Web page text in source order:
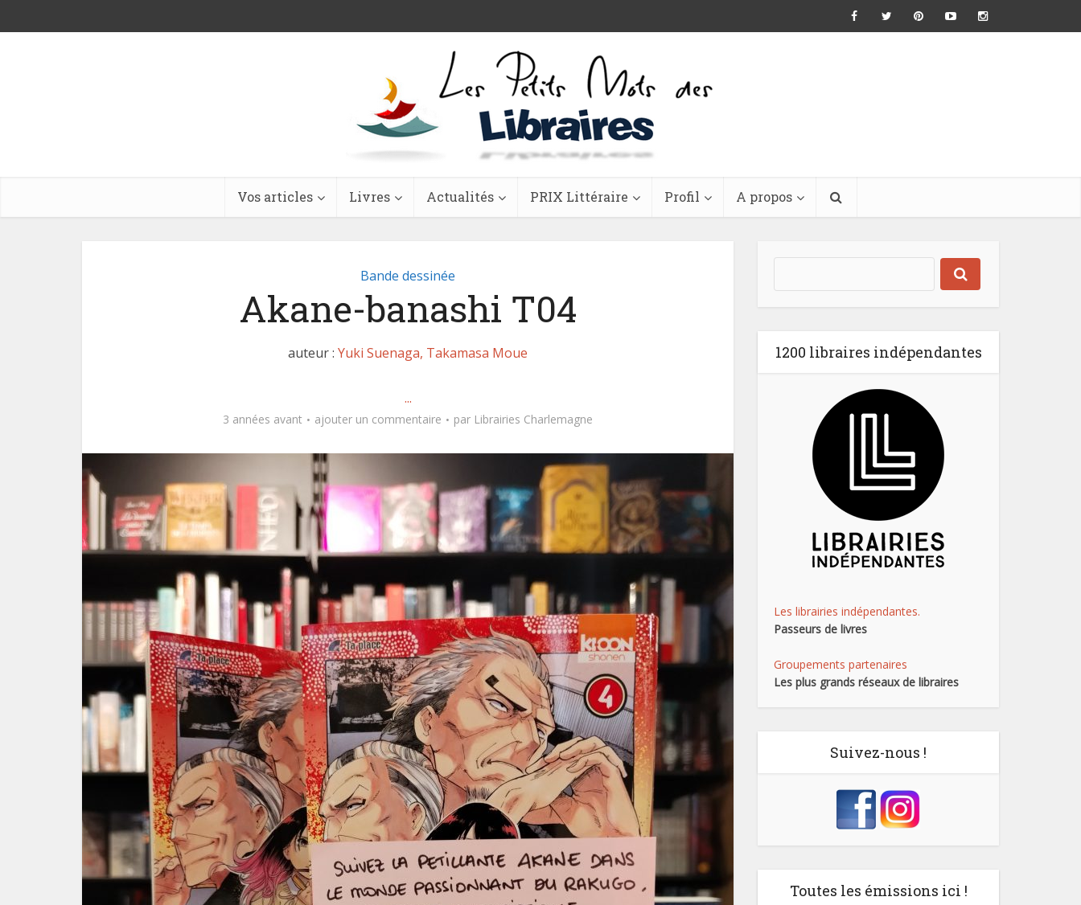
Vos articles Livres Actualités PRIX Littéraire Profil A propos
Bande dessinée
Akane-banashi T04
auteur : Yuki Suenaga, Takamasa Moue
...
3 années avant ajouter un commentaire par Librairies Charlemagne
1200 libraires indépendantes
Les librairies indépendantes.
Passeurs de livres
Groupements partenaires
Les plus grands réseaux de libraires
Suivez-nous !
Toutes les émissions ici !